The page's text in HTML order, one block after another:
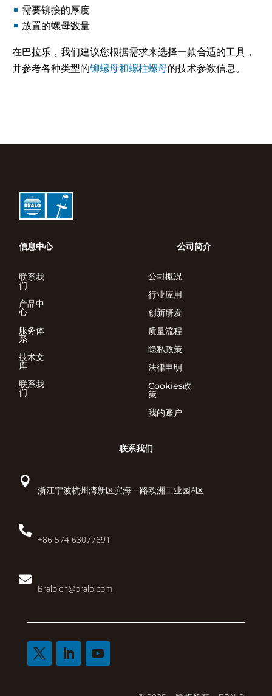
需要铆接的厚度
放置的螺母数量
在巴拉乐，我们建议您根据需求来选择一款合适的工具，
并参考各种类型的铆螺母和螺柱螺母的技术参数信息。
信息中心
联系我
们
产品中
心
服务体
系
技术文
库
联系我
们
公司简介
公司概况
行业应用
创新研发
质量流程
隐私政策
法律申明
Cookies政
策
我的账户
联系我们

浙江宁波杭州湾新区滨海一路欧洲工业园A区

+86 574 63077691

Bralo.cn@bralo.com